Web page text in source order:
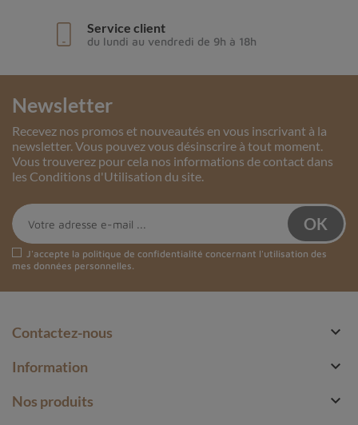
Service client
du lundi au vendredi de 9h à 18h
Newsletter
Recevez nos promos et nouveautés en vous inscrivant à la
newsletter. Vous pouvez vous désinscrire à tout moment.
Vous trouverez pour cela nos informations de contact dans
les Conditions d'Utilisation du site.
J'accepte la politique de confidentialité concernant l'utilisation des
mes données personnelles.
Contactez-nous 
Information 
Nos produits 